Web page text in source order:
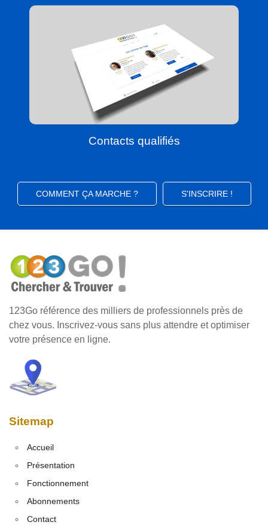
Contacts qualifiés
COMMENT ÇA MARCHE ? S'INSCRIRE !
123Go référence des milliers de professionnels près de
chez vous. Inscrivez-vous sans plus attendre et optimiser
votre présence en ligne.
Sitemap
Accueil
Présentation
Fonctionnement
Abonnements
Contact